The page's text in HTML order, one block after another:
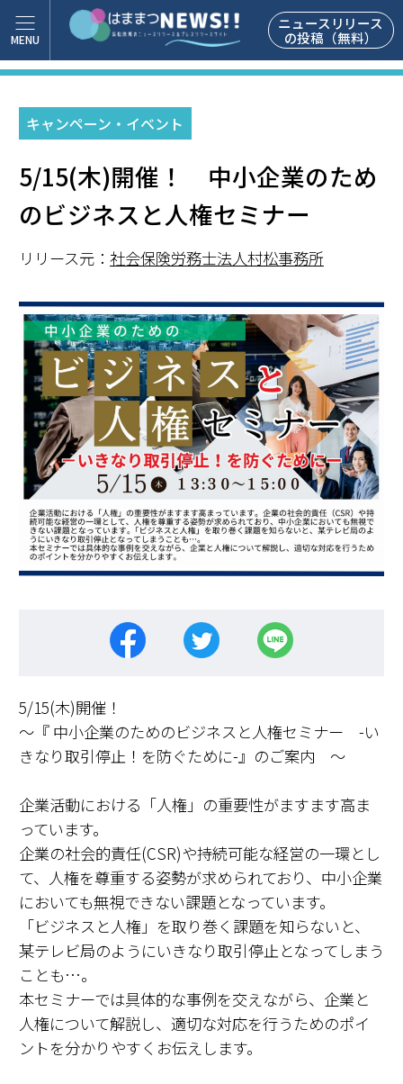
ニュースリリース
の投稿（無料）
キャンペーン・イベント
5/15(木)開催！ 中小企業のため
のビジネスと人権セミナー
リリース元： 社会保険労務士法人村松事務所
5/15(木)開催！
～『 中小企業のためのビジネスと人権セミナー -い
きなり取引停止！を防ぐために-』のご案内 ～
企業活動における「人権」の重要性がますます高ま
っています。
企業の社会的責任(CSR)や持続可能な経営の一環とし
て、人権を尊重する姿勢が求められており、中小企業
においても無視できない課題となっています。
「ビジネスと人権」を取り巻く課題を知らないと、
某テレビ局のようにいきなり取引停止となってしまう
ことも…。
本セミナーでは具体的な事例を交えながら、企業と
人権について解説し、適切な対応を行うためのポイ
ントを分かりやすくお伝えします。